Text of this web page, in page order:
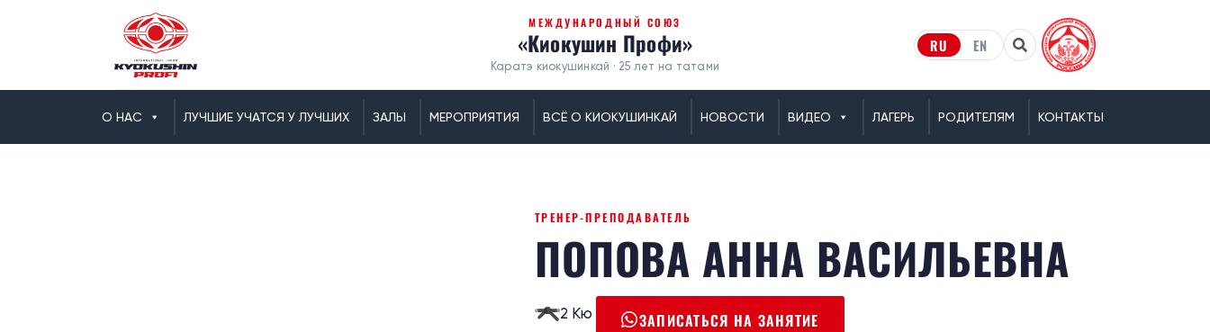
МЕЖДУНАРОДНЫЙ СОЮЗ
«Киокушин Профи»
Каратэ киокушинкай · 25 лет на татами
RU EN
О НАС ЛУЧШИЕ УЧАТСЯ У ЛУЧШИХ ЗАЛЫ МЕРОПРИЯТИЯ ВСЁ О КИОКУШИНКАЙ НОВОСТИ ВИДЕО ЛАГЕРЬ РОДИТЕЛЯМ КОНТАКТЫ
ТРЕНЕР-ПРЕПОДАВАТЕЛЬ
ПОПОВА АННА ВАСИЛЬЕВНА
2 Кю ЗАПИСАТЬСЯ НА ЗАНЯТИЕ